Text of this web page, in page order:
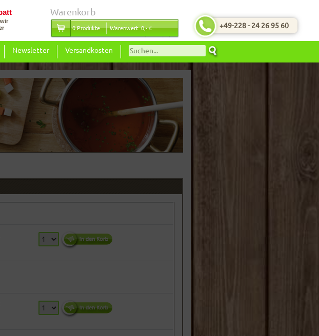
Warenkorb
0 Produkte Warenwert: 0,- € +49-228 - 24 26 95 60
Newsletter Versandkosten